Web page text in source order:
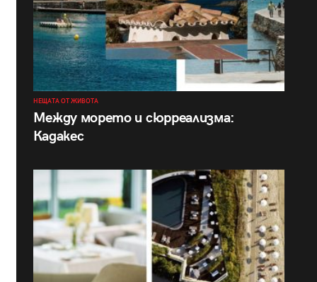
НЕЩАТА ОТ ЖИВОТА
Между морето и сюрреализма:
Кадакес